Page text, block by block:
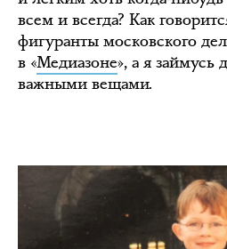
всем и всегда? Как
фигуранты московского
в «Медиазоне», а я займусь
важными вещами.